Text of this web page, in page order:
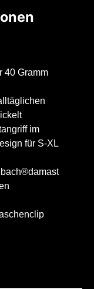
40 Gramm
im
für S-XL